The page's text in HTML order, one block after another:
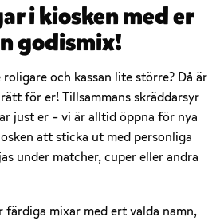
i kiosken med er
godismix!
och kassan lite större? Då är
för er! Tillsammans skräddarsyr
just er – vi är alltid öppna för nya
att sticka ut med personliga
under matcher, cuper eller andra
färdiga mixar med ert valda namn,